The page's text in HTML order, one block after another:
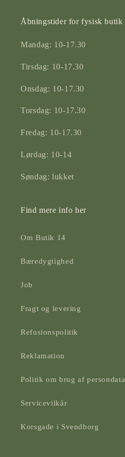
Åbningstider for fysisk butik
Mandag: 10-17.30
Tirsdag: 10-17.30
Onsdag: 10-17.30
Torsdag: 10-17.30
Fredag: 10-17.30
Lørdag: 10-14
Søndag: lukket
Find mere info her
Om Butik 14
Bæredygtighed
Job
Fragt og levering
Refusionspolitik
Reklamation
Politik om brug af persondata
Servicevilkår
Korsgade i Svendborg